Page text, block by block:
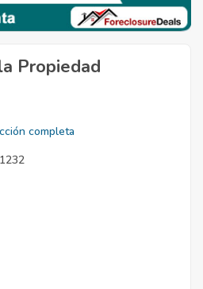
Propiedad
completa